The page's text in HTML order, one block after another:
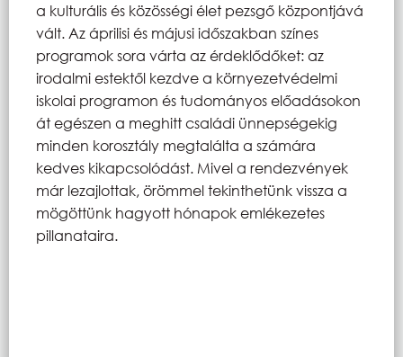
a kulturális és közösségi élet pezsgő központjává
vált. Az áprilisi és májusi időszakban színes
programok sora várta az érdeklődőket: az
irodalmi estektől kezdve a környezetvédelmi
iskolai programon és tudományos előadásokon
át egészen a meghitt családi ünnepségekig
minden korosztály megtalálta a számára
kedves kikapcsolódást. Mivel a rendezvények
már lezajlottak, örömmel tekinthetünk vissza a
mögöttünk hagyott hónapok emlékezetes
pillanataira.